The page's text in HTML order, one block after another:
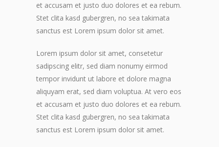
et accusam et justo duo dolores et ea rebum.
Stet clita kasd gubergren, no sea takimata
sanctus est Lorem ipsum dolor sit amet.
Lorem ipsum dolor sit amet, consetetur
sadipscing elitr, sed diam nonumy eirmod
tempor invidunt ut labore et dolore magna
aliquyam erat, sed diam voluptua. At vero eos
et accusam et justo duo dolores et ea rebum.
Stet clita kasd gubergren, no sea takimata
sanctus est Lorem ipsum dolor sit amet.